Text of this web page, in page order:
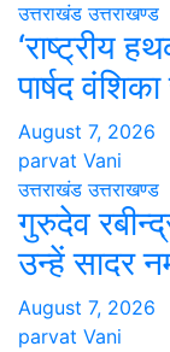
उत्तराखंड उत्तराखण्ड
‘राष्ट्रीय
पार्षद
August 7, 2026
parvat Vani
उत्तराखंड उत्तराखण्ड
गुरुदेव
उन्हें सादर
August 7, 2026
parvat Vani